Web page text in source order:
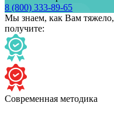
8 (800) 333-89-65
Мы знаем, как Вам тяжело,
получите:
Современная методика